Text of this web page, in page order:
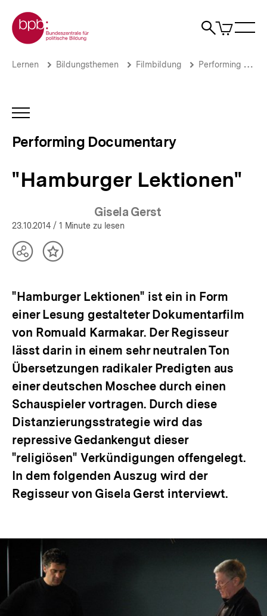
zum
Seiteninhalt
springen
Zur Startseite der bpb
Suche
Artikel
im
"Hamburger
Documentary
bpb.de
Brotkrümelnavigation
Pfadnavigation
Lernen Bildungsthemen Filmbildung Performing Documentary
INHALTSNAVIGATION
Performing Documentary
"Hamburger Lektionen"
Gisela Gerst
23.10.2014 / 1 Minute zu lesen
TeilenInhalt
"Hamburger Lektionen" ist ein in Form
einer Lesung gestalteter Dokumentarfilm
von Romuald Karmakar. Der Regisseur
lässt darin in einem sehr neutralen Ton
Übersetzungen radikaler Predigten aus
einer deutschen Moschee durch einen
Schauspieler vortragen. Durch diese
Distanzierungsstrategie wird das
repressive Gedankengut dieser
"religiösen" Verkündigungen offengelegt.
In dem folgenden Auszug wird der
Regisseur von Gisela Gerst interviewt.